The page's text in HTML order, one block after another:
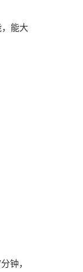
能大
钟，